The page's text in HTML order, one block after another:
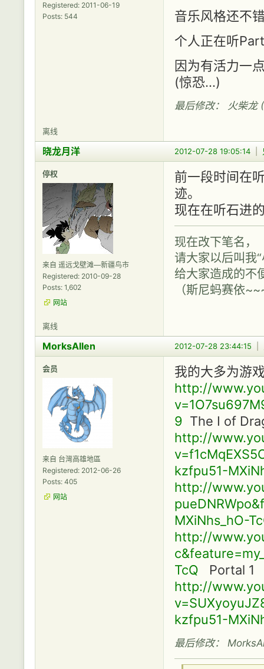
Registered: 2011-06-19
Posts: 544
音乐风格还不
个人正在听
因为有活力一
(惊恐...)
最后修改： 火柴
离线
2012-07-28 19:05:14
晓龙月洋
停权
来自 遥远戈壁滩—新疆鸟市
Registered: 2010-09-28
Posts: 1,602
网站
前一段时间在
迹。
现在在听石进
现在改下笔名，
请大家以后叫我
给大家造成的不
（斯尼蚂赛依
离线
2012-07-28 23:44:15
MorksAllen
会员
来自 台灣高雄地區
Registered: 2012-06-26
Posts: 405
网站
我的大多为游
http://
9 The I of
http://
kzfpu51-
http://
MXiNhs_hO-
http://
TcQ Portal 1
http://
kzfpu51-
最后修改：